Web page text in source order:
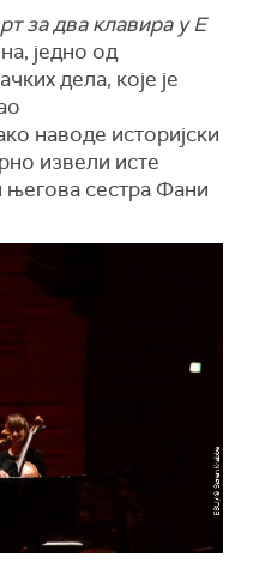
за два клавира у Е
једно од
дела, које је
наводе историјски
извели исте
сестра Фани